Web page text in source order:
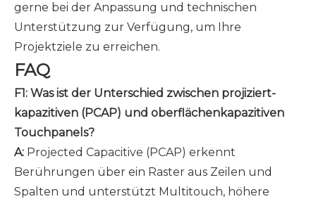
gerne bei der Anpassung und technischen
Unterstützung zur Verfügung, um Ihre
Projektziele zu erreichen.
FAQ
F1: Was ist der Unterschied zwischen projiziert-
kapazitiven (PCAP) und oberflächenkapazitiven
Touchpanels?
A: Projected Capacitive (PCAP) erkennt
Berührungen über ein Raster aus Zeilen und
Spalten und unterstützt Multitouch, höhere